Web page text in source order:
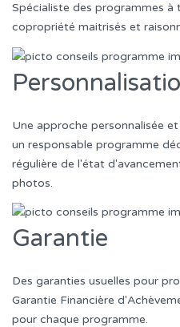
Spécialiste des programmes à
copropriété maitrisés et
Une approche personnalisée
un responsable programme
régulière de l'état
photos.
Garantie
Des garanties usuelles pour
Garantie Financière
pour chaque programme.